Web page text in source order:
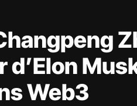
d’Elon
Web3